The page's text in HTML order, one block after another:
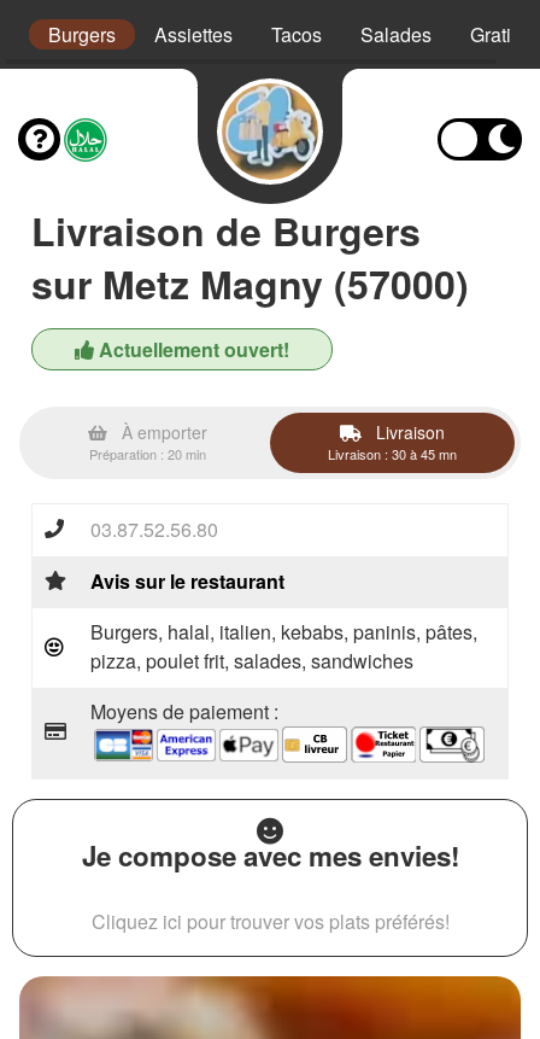
Burgers Assiettes Tacos Salades Gratins
Livraison de Burgers
sur Metz Magny (57000)
Actuellement ouvert!
À emporter
Préparation : 20 min
Livraison
Livraison : 30 à 45 mn
03.87.52.56.80
Avis sur le restaurant
Burgers, halal, italien, kebabs, paninis, pâtes,
pizza, poulet frit, salades, sandwiches
Moyens de paiement :
Je compose avec mes envies!
Cliquez ici pour trouver vos plats préférés!